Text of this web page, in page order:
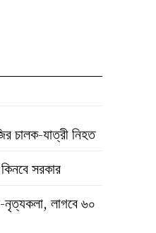
চালক-যাত্রী নিহত
সরকার
নৃত্যকলা, লাগবে ৬০